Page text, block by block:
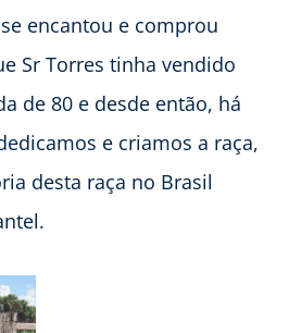
encantou e comprou
Sr Torres tinha vendido
de 80 e desde então, há
e criamos a raça,
desta raça no Brasil